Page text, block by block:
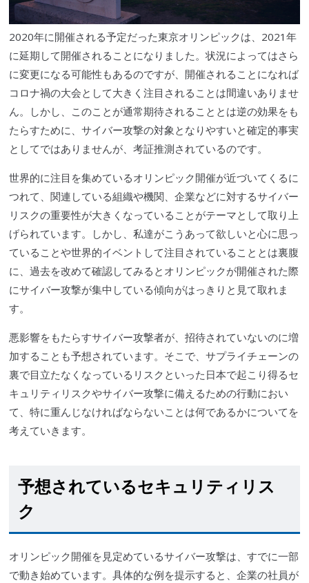
2020年に開催される予定だった東京オリンピックは、2021年
に延期して開催されることになりました。状況によってはさら
に変更になる可能性もあるのですが、開催されることになれば
コロナ禍の大会として大きく注目されることは間違いありませ
ん。しかし、このことが通常期待されることとは逆の効果をも
たらすために、サイバー攻撃の対象となりやすいと確定的事実
としてではありませんが、考証推測されているのです。
世界的に注目を集めているオリンピック開催が近づいてくるに
つれて、関連している組織や機関、企業などに対するサイバー
リスクの重要性が大きくなっていることがテーマとして取り上
げられています。しかし、私達がこうあって欲しいと心に思っ
ていることや世界的イベントして注目されていることとは裏腹
に、過去を改めて確認してみるとオリンピックが開催された際
にサイバー攻撃が集中している傾向がはっきりと見て取れま
す。
悪影響をもたらすサイバー攻撃者が、招待されていないのに増
加することも予想されています。そこで、サプライチェーンの
裏で目立たなくなっているリスクといった日本で起こり得るセ
キュリティリスクやサイバー攻撃に備えるための行動におい
て、特に重んじなければならないことは何であるかについてを
考えていきます。
予想されているセキュリティリス
ク
オリンピック開催を見定めているサイバー攻撃は、すでに一部
で動き始めています。具体的な例を提示すると、企業の社員が